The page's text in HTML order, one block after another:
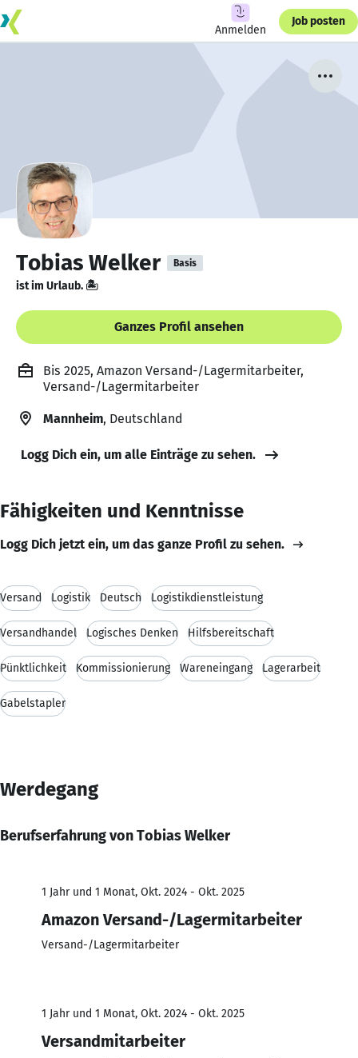
Anmelden
Job posten
Tobias Welker Basis
ist im Urlaub. 🏝️
Ganzes Profil ansehen
Bis 2025, Amazon Versand-/Lagermitarbeiter,
Versand-/Lagermitarbeiter
Mannheim, Deutschland
Logg Dich ein, um alle Einträge zu sehen.
Fähigkeiten und Kenntnisse
Logg Dich jetzt ein, um das ganze Profil zu sehen.
Versand Logistik Deutsch Logistikdienstleistung
Versandhandel Logisches Denken Hilfsbereitschaft
Pünktlichkeit Kommissionierung Wareneingang Lagerarbeit
Gabelstapler
Werdegang
Berufserfahrung von Tobias Welker
1 Jahr und 1 Monat, Okt. 2024 - Okt. 2025
Amazon Versand-/Lagermitarbeiter
Versand-/Lagermitarbeiter
1 Jahr und 1 Monat, Okt. 2024 - Okt. 2025
Versandmitarbeiter